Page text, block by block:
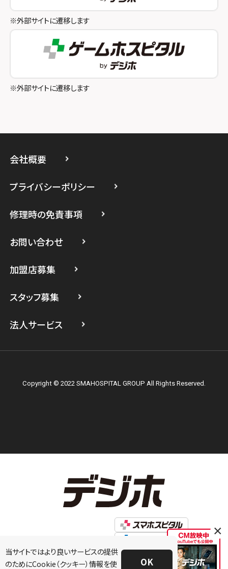
スマホスピタル八王子
スマホスピタル町田
スマホスピタル吉祥寺
スマホスピタル立川
スマホスピタル たまプラーザ駅前
スマホスピタル 登戸・向ヶ丘遊園
スマホスピタル 武蔵小杉
スマホスピタル テルル上大岡
※外部サイトに遷移します
※外部サイトに遷移します
会社概要
プライバシーポリシー
修理時の免責事項
お問い合わせ
加盟店募集
スタッフ募集
法人サービス
Copyright © 2022 SMAHOSPITAL GROUP All Rights Reserved.
×
当サイトではより良いサービスの提供
のためにCookie（クッキー）情報を使
OK